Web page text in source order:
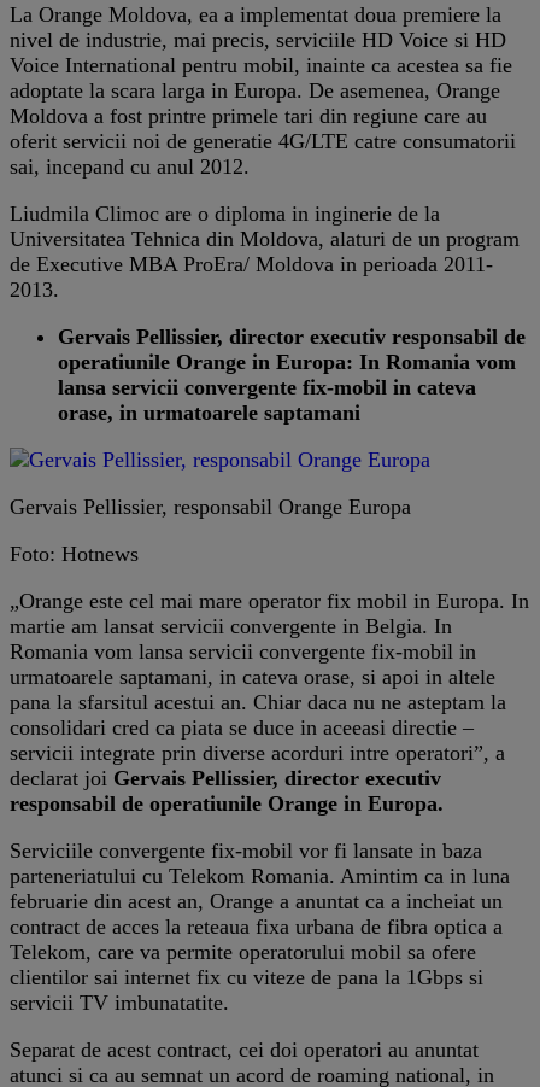
La Orange Moldova, ea a implementat doua premiere la
nivel de industrie, mai precis, serviciile HD Voice si HD
Voice International pentru mobil, inainte ca acestea sa fie
adoptate la scara larga in Europa. De asemenea, Orange
Moldova a fost printre primele tari din regiune care au
oferit servicii noi de generatie 4G/LTE catre consumatorii
sai, incepand cu anul 2012.
Liudmila Climoc are o diploma in inginerie de la
Universitatea Tehnica din Moldova, alaturi de un program
de Executive MBA ProEra/ Moldova in perioada 2011-
2013.
Gervais Pellissier, director executiv responsabil de
operatiunile Orange in Europa: In Romania vom
lansa servicii convergente fix-mobil in cateva
orase, in urmatoarele saptamani
Gervais Pellissier, responsabil Orange Europa
Foto: Hotnews
„Orange este cel mai mare operator fix mobil in Europa. In
martie am lansat servicii convergente in Belgia. In
Romania vom lansa servicii convergente fix-mobil in
urmatoarele saptamani, in cateva orase, si apoi in altele
pana la sfarsitul acestui an. Chiar daca nu ne asteptam la
consolidari cred ca piata se duce in aceeasi directie –
servicii integrate prin diverse acorduri intre operatori”, a
declarat joi Gervais Pellissier, director executiv
responsabil de operatiunile Orange in Europa.
Serviciile convergente fix-mobil vor fi lansate in baza
parteneriatului cu Telekom Romania. Amintim ca in luna
februarie din acest an, Orange a anuntat ca a incheiat un
contract de acces la reteaua fixa urbana de fibra optica a
Telekom, care va permite operatorului mobil sa ofere
clientilor sai internet fix cu viteze de pana la 1Gbps si
servicii TV imbunatatite.
Separat de acest contract, cei doi operatori au anuntat
atunci si ca au semnat un acord de roaming national, in